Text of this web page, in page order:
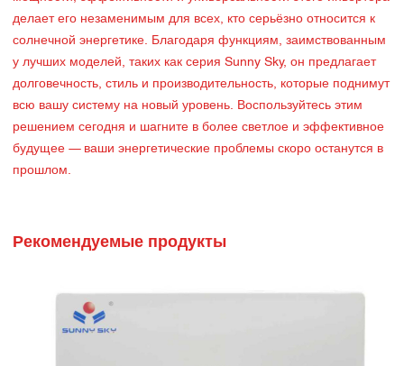
делает его незаменимым для всех, кто серьёзно относится к
солнечной энергетике. Благодаря функциям, заимствованным
у лучших моделей, таких как серия Sunny Sky, он предлагает
долговечность, стиль и производительность, которые поднимут
всю вашу систему на новый уровень. Воспользуйтесь этим
решением сегодня и шагните в более светлое и эффективное
будущее — ваши энергетические проблемы скоро останутся в
прошлом.
Рекомендуемые продукты